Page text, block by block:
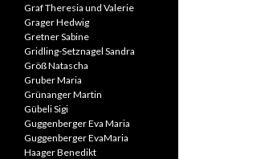
Graf Theresia und Valerie
Grager Hedwig
Gretner Sabine
Gridling-Setznagel Sandra
Größ Natascha
Gruber Maria
Grünanger Martin
Gübeli Sigi
Guggenberger Eva Maria
Guggenberger EvaMaria
Haager Benedikt